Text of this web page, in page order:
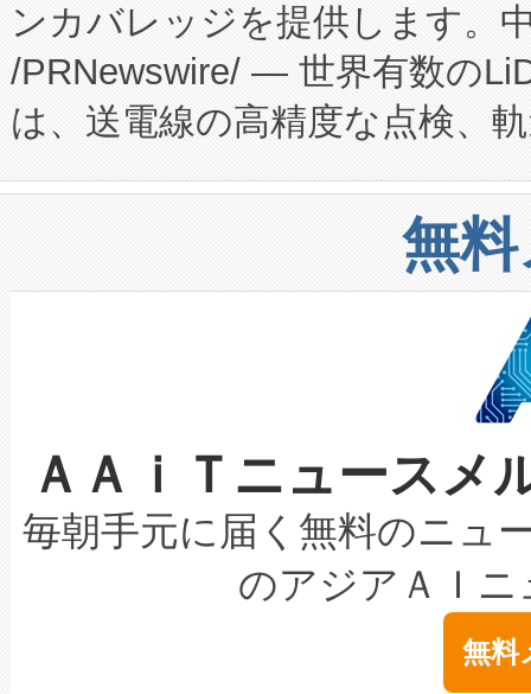
Fully-Connected Continuous
プログラムには、施設設計・
に関する技術移転および知的
構造化トレーニングカリキュ
上げおよび商用化段階におけ
設備整備および立ち上げ調整
加組織は、Enzeneのバイオ
選定された製品について、自
取得できる可能性もあります
設には、3億～4億ドルかか
最高経営責任者（CEO）であ
す。「当社のfully-connected
ームを利用すれば、6,000万
きます。この効率性は、フェ
ーエネルギー貯蔵システム（
た。 Voltaiq独自のAI搭載プラ
定、統合、導入、運用に至る
安全性を追跡し、確保する事
増加しているデータセンター
る電力網に大きな負担をかけ
事業者の負担軽減という課題
系統連系を迅速にし、ピーク
限を超えて利用可能な電力容
持できるよう貢献します。こ
ービスレベル契約（SLA）違
テリー性能の劣化によるダウ
念は、現在データセンターが
ます。 Voltaiq provides a
ンカバレッジを提供します。
/PRNewswire/ — 世界有数の
は、送電線の高精度な点検、
や穀物倉庫におけるバルク材
リューション「Avia 2」を発
したAvia 2は、1,000メート
狭視野のFOVを切り替えるこ
ケーブル、枝などの細かな対
なレーザースポットにより、
な環境下でも豊かなディテー
キロメートル範囲を検出
LiDAR for Inspections,
は1535 nmレーザーを搭載。
イズの小径化を実現すること
無
ＡＡｉＴニュース
毎朝手元に届く無料のニュ
のアジアＡＩ
無料